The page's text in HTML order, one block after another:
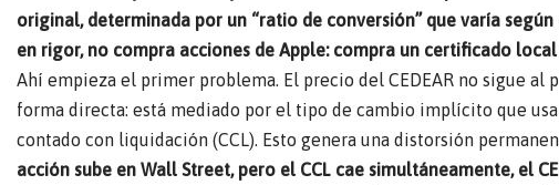
original, determinada por un “ratio de conversión” que varía
en rigor, no compra acciones de Apple: compra un certificado
Ahí empieza el primer problema. El precio del CEDEAR no sigue al
forma directa: está mediado por el tipo de cambio implícito que
contado con liquidación (CCL). Esto genera una distorsión
acción sube en Wall Street, pero el CCL cae simultáneamente, el